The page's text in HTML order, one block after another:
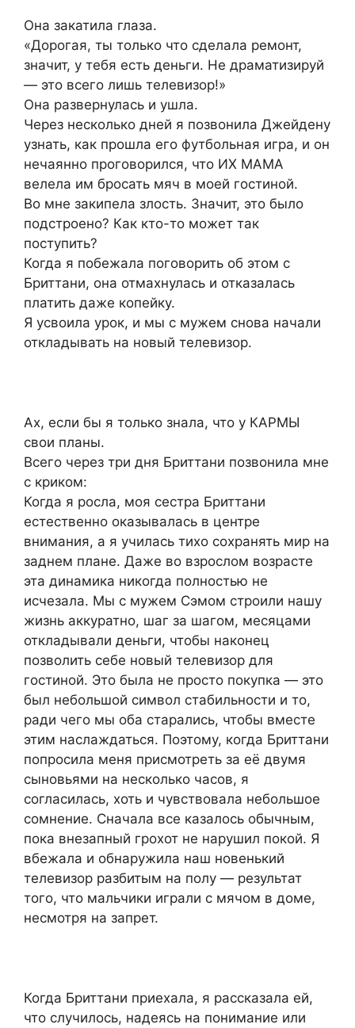
Она закатила глаза.
«Дорогая, ты только что сделала ремонт,
значит, у тебя есть деньги. Не драматизируй
— это всего лишь телевизор!»
Она развернулась и ушла.
Через несколько дней я позвонила Джейдену
узнать, как прошла его футбольная игра, и он
нечаянно проговорился, что ИХ МАМА
велела им бросать мяч в моей гостиной.
Во мне закипела злость. Значит, это было
подстроено? Как кто-то может так
поступить?
Когда я побежала поговорить об этом с
Бриттани, она отмахнулась и отказалась
платить даже копейку.
Я усвоила урок, и мы с мужем снова начали
откладывать на новый телевизор.
Ах, если бы я только знала, что у КАРМЫ
свои планы.
Всего через три дня Бриттани позвонила мне
с криком:
Когда я росла, моя сестра Бриттани
естественно оказывалась в центре
внимания, а я училась тихо сохранять мир на
заднем плане. Даже во взрослом возрасте
эта динамика никогда полностью не
исчезала. Мы с мужем Сэмом строили нашу
жизнь аккуратно, шаг за шагом, месяцами
откладывали деньги, чтобы наконец
позволить себе новый телевизор для
гостиной. Это была не просто покупка — это
был небольшой символ стабильности и то,
ради чего мы оба старались, чтобы вместе
этим наслаждаться. Поэтому, когда Бриттани
попросила меня присмотреть за её двумя
сыновьями на несколько часов, я
согласилась, хоть и чувствовала небольшое
сомнение. Сначала все казалось обычным,
пока внезапный грохот не нарушил покой. Я
вбежала и обнаружила наш новенький
телевизор разбитым на полу — результат
того, что мальчики играли с мячом в доме,
несмотря на запрет.
Когда Бриттани приехала, я рассказала ей,
что случилось, надеясь на понимание или